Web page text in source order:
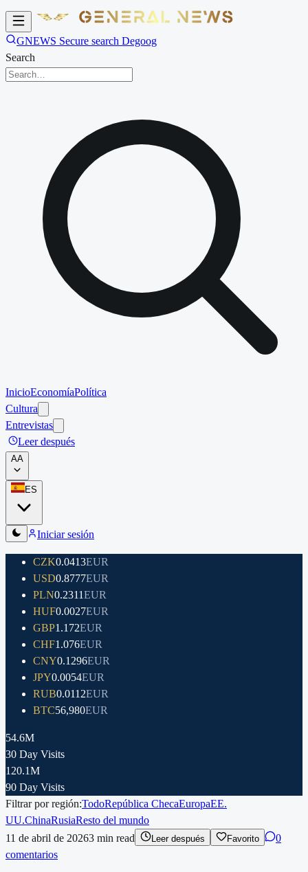
GNEWS Secure search Degoog
Search
InicioEconomíaPolítica
Cultura
Entrevistas
Leer después
AA
ES
Iniciar sesión
CZK0.0413EUR
USD0.8777EUR
PLN0.2311EUR
HUF0.0027EUR
GBP1.172EUR
CHF1.076EUR
CNY0.1296EUR
JPY0.0054EUR
RUB0.0112EUR
BTC56,980EUR
54.6M
30 Day Visits
120.1M
90 Day Visits
Filtrar por región:TodoRepública ChecaEuropaEE.
UU.ChinaRusiaResto del mundo
11 de abril de 20263 min read Leer después Favorito
0
comentarios